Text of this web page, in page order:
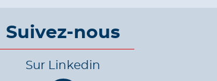
Suivez-nous
Sur Linkedin